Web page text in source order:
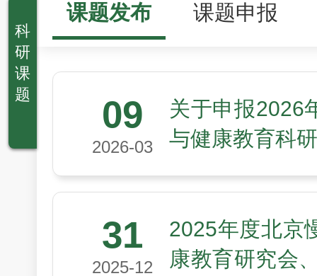
科
研
课
题
课题发布 课题申报
09
2026-03
关于申报2026
与健康教育科
31
2025-12
2025年度北京
康教育研究会